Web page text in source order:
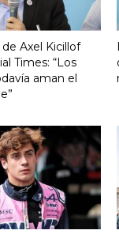
Axel Kicillof
Times: “Los
aman el